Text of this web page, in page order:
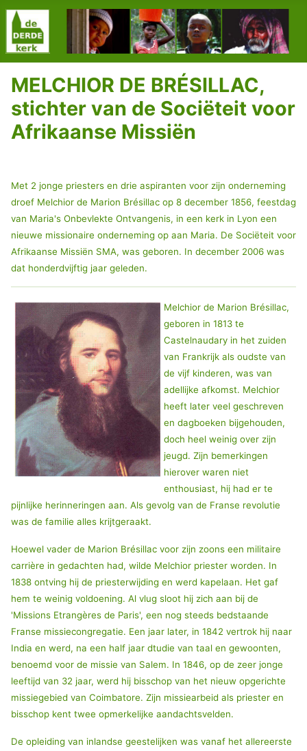
MELCHIOR DE BRÉSILLAC,
stichter van de Sociëteit voor
Afrikaanse Missiën
Met 2 jonge priesters en drie aspiranten voor zijn onderneming
droef Melchior de Marion Brésillac op 8 december 1856, feestdag
van Maria's Onbevlekte Ontvangenis, in een kerk in Lyon een
nieuwe missionaire onderneming op aan Maria. De Sociëteit voor
Afrikaanse Missiën SMA, was geboren. In december 2006 was
dat honderdvijftig jaar geleden.
Melchior de Marion Brésillac,
geboren in 1813 te
Castelnaudary in het zuiden
van Frankrijk als oudste van
de vijf kinderen, was van
adellijke afkomst. Melchior
heeft later veel geschreven
en dagboeken bijgehouden,
doch heel weinig over zijn
jeugd. Zijn bemerkingen
hierover waren niet
enthousiast, hij had er te
pijnlijke herinneringen aan. Als gevolg van de Franse revolutie
was de familie alles krijtgeraakt.
Hoewel vader de Marion Brésillac voor zijn zoons een militaire
carrière in gedachten had, wilde Melchior priester worden. In
1838 ontving hij de priesterwijding en werd kapelaan. Het gaf
hem te weinig voldoening. Al vlug sloot hij zich aan bij de
'Missions Etrangères de Paris', een nog steeds bedstaande
Franse missiecongregatie. Een jaar later, in 1842 vertrok hij naar
India en werd, na een half jaar dtudie van taal en gewoonten,
benoemd voor de missie van Salem. In 1846, op de zeer jonge
leeftijd van 32 jaar, werd hij bisschop van het nieuw opgerichte
missiegebied van Coimbatore. Zijn missiearbeid als priester en
bisschop kent twee opmerkelijke aandachtsvelden.
De opleiding van inlandse geestelijken was vanaf het allereerste